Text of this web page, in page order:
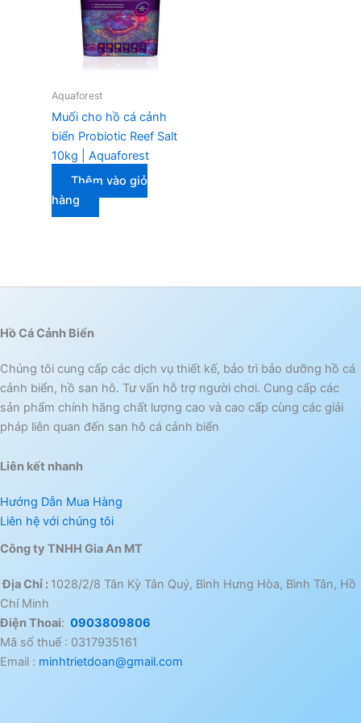
Aquaforest
Muối cho hồ cá cảnh
biển Probiotic Reef Salt
10kg | Aquaforest
Thêm vào giỏ
hàng
Hồ Cá Cảnh Biển
Chúng tôi cung cấp các dịch vụ thiết kế, bảo trì bảo dưỡng hồ cá
cảnh biển, hồ san hô. Tư vấn hỗ trợ người chơi. Cung cấp các
sản phẩm chính hãng chất lượng cao và cao cấp cùng các giải
pháp liên quan đến san hô cá cảnh biển
Liên kết nhanh
Hướng Dẫn Mua Hàng
Liên hệ với chúng tôi
Công ty TNHH Gia An MT
Địa Chỉ : 1028/2/8 Tân Kỳ Tân Quý, Bình Hưng Hòa, Bình Tân, Hồ
Chí Minh
Điện Thoai: 0903809806
Mã số thuế : 0317935161
Email : minhtrietdoan@gmail.com